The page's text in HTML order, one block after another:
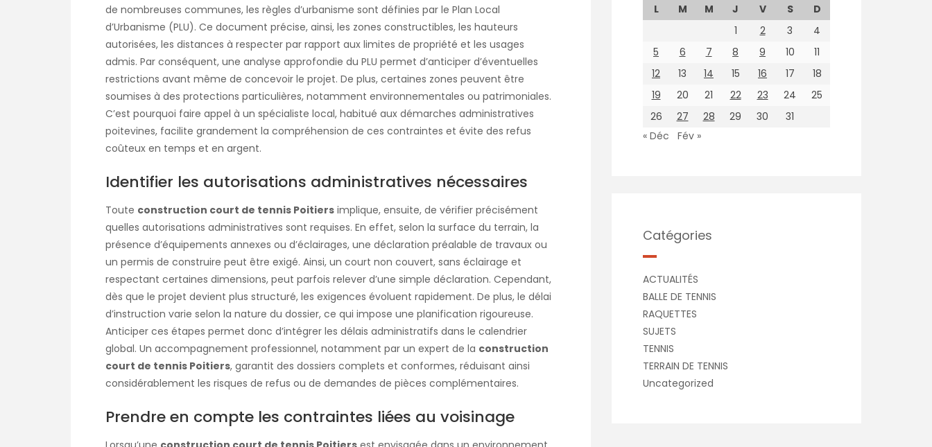
de nombreuses communes, les règles d’urbanisme sont définies par le Plan Local
d’Urbanisme (PLU). Ce document précise, ainsi, les zones constructibles, les hauteurs
autorisées, les distances à respecter par rapport aux limites de propriété et les usages
admis. Par conséquent, une analyse approfondie du PLU permet d’anticiper d’éventuelles
restrictions avant même de concevoir le projet. De plus, certaines zones peuvent être
soumises à des protections particulières, notamment environnementales ou patrimoniales.
C’est pourquoi faire appel à un spécialiste local, habitué aux démarches administratives
poitevines, facilite grandement la compréhension de ces contraintes et évite des refus
coûteux en temps et en argent.
Identifier les autorisations administratives nécessaires
Toute construction court de tennis Poitiers implique, ensuite, de vérifier précisément
quelles autorisations administratives sont requises. En effet, selon la surface du terrain, la
présence d’équipements annexes ou d’éclairages, une déclaration préalable de travaux ou
un permis de construire peut être exigé. Ainsi, un court non couvert, sans éclairage et
respectant certaines dimensions, peut parfois relever d’une simple déclaration. Cependant,
dès que le projet devient plus structuré, les exigences évoluent rapidement. De plus, le délai
d’instruction varie selon la nature du dossier, ce qui impose une planification rigoureuse.
Anticiper ces étapes permet donc d’intégrer les délais administratifs dans le calendrier
global. Un accompagnement professionnel, notamment par un expert de la construction
court de tennis Poitiers, garantit des dossiers complets et conformes, réduisant ainsi
considérablement les risques de refus ou de demandes de pièces complémentaires.
Prendre en compte les contraintes liées au voisinage
L M M J V S
D
1
2 3
4
5
6 7 8 9 10
11
12
13 14 15 16 17
18
19
20 21 22 23 24
25
26
27 28 29 30
31
« Déc
Fév »
Catégories
ACTUALITÉS
BALLE DE TENNIS
RAQUETTES
SUJETS
TENNIS
TERRAIN DE TENNIS
Uncategorized